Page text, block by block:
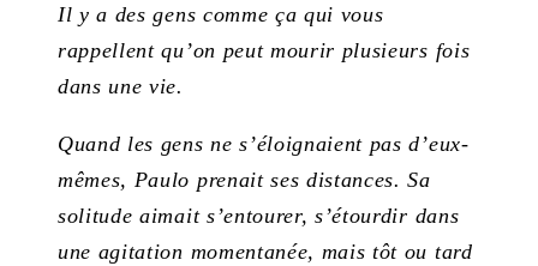
Il y a des gens comme ça qui vous
rappellent qu’on peut mourir plusieurs fois
dans une vie.
Quand les gens ne s’éloignaient pas d’eux-
mêmes, Paulo prenait ses distances. Sa
solitude aimait s’entourer, s’étourdir dans
une agitation momentanée, mais tôt ou tard